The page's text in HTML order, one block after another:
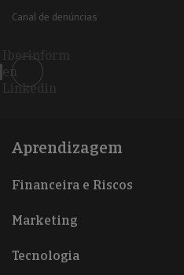
Canal de denúncias
Iberinform
en
Linkedin
Aprendizagem
Financeira e Riscos
Marketing
Tecnologia